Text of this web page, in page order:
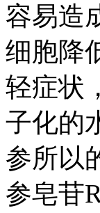
容易造
细胞降
轻症状
子化的
参所以
参皂苷